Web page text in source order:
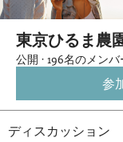
東京ひるま農
公開 · 196名のメンバ
参
ディスカッション